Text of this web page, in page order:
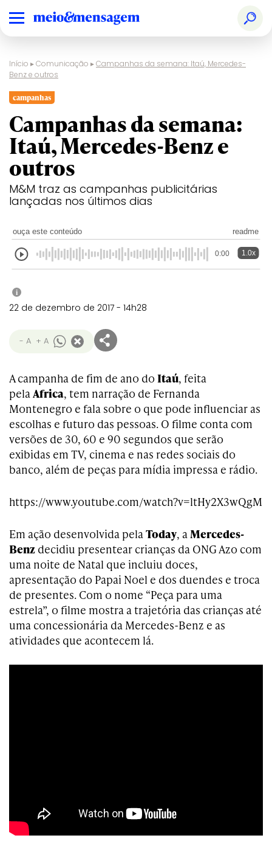
Início ▸Comunicação ▸Campanhas da semana: Itaú, Mercedes-
Benz e outros
campanhas
Campanhas da semana:
Itaú, Mercedes-Benz e
outros
M&M traz as campanhas publicitárias
lançadas nos últimos dias
ouça este conteúdo readme
0:00 1.0x
i
22 de dezembro de 2017 - 14h28
- A + A
A campanha de fim de ano do Itaú, feita
pelaAfrica, tem narração de Fernanda
Montenegro e fala sobre o que pode influenciar as
escolhas e futuro das pessoas. O filme conta com
versões de 30, 60 e 90 segundos que serão
exibidas em TV, cinema e nas redes sociais do
banco, além de peças para mídia impressa e rádio.
https://www.youtube.com/watch?v=ltHy2X3wQgM
Em ação desenvolvida pelaToday, aMercedes-
Benz decidiu presentear crianças da ONG Azo com
uma noite de Natal que incluiu doces,
apresentação do Papai Noel e dos duendes e troca
de presentes. Com o nome “Peça para uma
estrela”, o filme mostra a trajetória das crianças até
uma concessionária da Mercedes-Benz e as
atividades que acontecem lá.